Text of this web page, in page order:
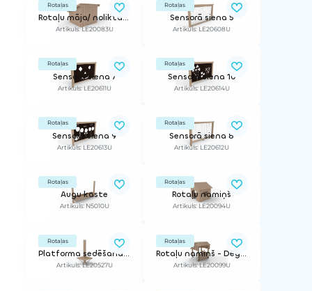
Rotaļas
Rotaļu māja/ noliktava
Artikuls: LE20083U
Rotaļas
Sensorā siena 5
Artikuls: LE20608U
Rotaļas
Sensorā siena 7
Artikuls: LE20611U
Rotaļas
Sensorā siena 10
Artikuls: LE20614U
Rotaļas
Sensorā siena 9
Artikuls: LE20613U
Rotaļas
Sensorā siena 8
Artikuls: LE20612U
Rotaļas
Augu kaste
Artikuls: N5010U
Rotaļas
Rotaļu namiņš
Artikuls: LE20094U
Rotaļas
Platforma sedēšanai, balansam
Artikuls: LE20527U
Rotaļas
Rotaļu namiņš - Degvielas uzpildes stacija
Artikuls: LE20099U